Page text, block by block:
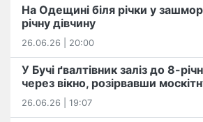
На Одещині біля річки у
річну дівчину
26.06.26 | 20:00
У Бучі ґвалтівник заліз до 8-
через вікно, розірвавши
26.06.26 | 19:07